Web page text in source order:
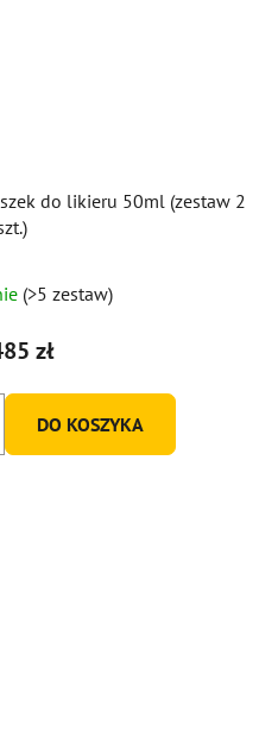
do likieru 50ml (zestaw 2
(>5 zestaw)
zł
DO KOSZYKA